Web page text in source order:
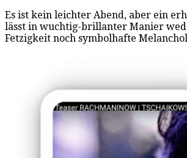
Es ist kein leichter Abend, aber ein
lässt in wuchtig-brillanter Manier
Fetzigkeit noch symbolhafte